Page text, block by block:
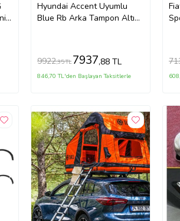
Hyundai Accent Uyumlu
Blue Rb Arka Tampon Altı
9922,35 TL 7937,88 TL
846,70 TL'den Başlayan Taksitlerle